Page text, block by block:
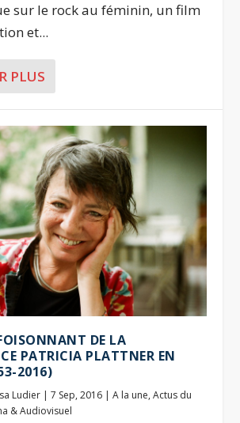
sur le rock au féminin, un film
et...
PLUS
DE LA
PATRICIA PLATTNER EN
2016)
Ludier |7 Sep, 2016 |A la une,Actus du
& Audiovisuel